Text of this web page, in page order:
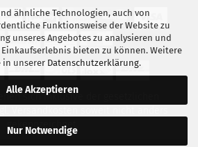
ähnliche Technologien, auch von
Funktionsweise der Website zu
unseres Angebotes zu analysieren und
bieten zu können. Weitere
in unserer Datenschutzerklärung.
Alle Akzeptieren
Nur Notwendige
sich inklusive der gesetzlichen
gekennzeichnet.